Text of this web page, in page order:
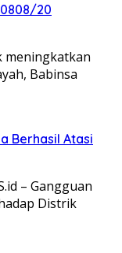
20
meningkatkan
Babinsa
Berhasil Atasi
– Gangguan
Distrik